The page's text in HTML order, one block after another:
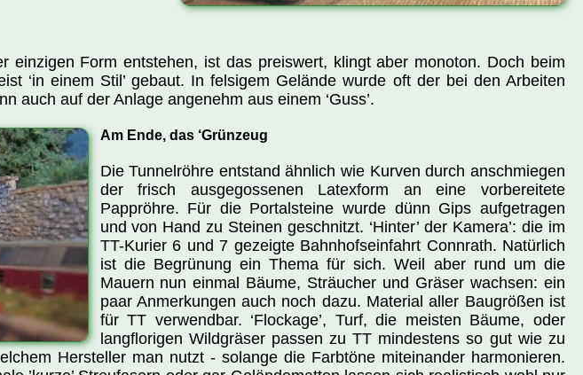
einzigen Form entstehen, ist das preiswert, klingt aber monoton. Doch beim
‘in einem Stil’ gebaut. In felsigem Gelände wurde oft der bei den Arbeiten
auch auf der Anlage angenehm aus einem ‘Guss’.
Am Ende, das ‘Grünzeug
Die Tunnelröhre entstand ähnlich wie Kurven durch anschmiegen
der frisch ausgegossenen Latexform an eine vorbereitete
Pappröhre. Für die Portalsteine wurde dünn Gips aufgetragen
und von Hand zu Steinen geschnitzt. ‘Hinter’ der Kamera’: die im
TT-Kurier 6 und 7 gezeigte Bahnhofseinfahrt Connrath. Natürlich
ist die Begrünung ein Thema für sich. Weil aber rund um die
Mauern nun einmal Bäume, Sträucher und Gräser wachsen: ein
paar Anmerkungen auch noch dazu. Material aller Baugrößen ist
für TT verwendbar. ‘Flockage’, Turf, die meisten Bäume, oder
langflorigen Wildgräser passen zu TT mindestens so gut wie zu
Hersteller man nutzt - solange die Farbtöne miteinander harmonieren.